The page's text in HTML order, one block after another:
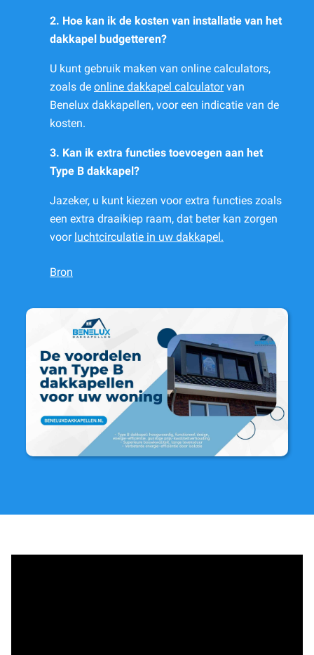
2. Hoe kan ik de kosten van installatie van het
dakkapel budgetteren?
U kunt gebruik maken van online calculators,
zoals de online dakkapel calculatorvan
Benelux dakkapellen, voor een indicatie van de
kosten.
3. Kan ik extra functies toevoegen aan het
Type B dakkapel?
Jazeker, u kunt kiezen voor extra functies zoals
een extra draaikiep raam, dat beter kan zorgen
voor luchtcirculatie in uw dakkapel.
Bron